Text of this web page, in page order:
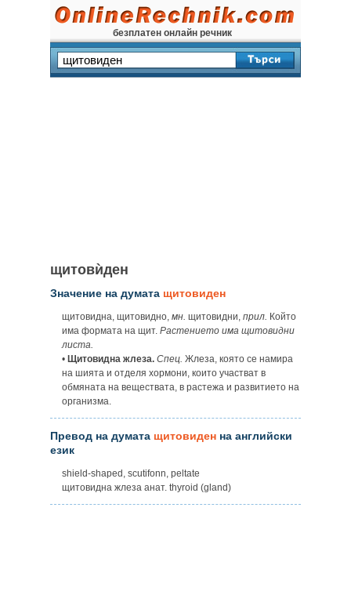
безплатен онлайн речник
щитовѝден
Значение на думата щитовиден
щитовидна, щитовидно, мн. щитовидни, прил. Който
има формата на щит. Растението има щитовидни
листа.
• Щитовидна жлеза. Спец. Жлеза, която се намира
на шията и отделя хормони, които участват в
обмяната на веществата, в растежа и развитието на
организма.
Превод на думата щитовиден на английски
език
shield-shaped, scutifonn, peltate
щитовидна жлеза анат. thyroid (gland)